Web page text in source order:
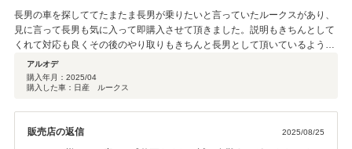
長男の車を探しててたまたま長男が乗りたいと言っていたルークスがあり、
見に言って長男も気に入って即購入させて頂きました。説明もきちんとして
くれて対応も良くその後のやり取りもきちんと長男として頂いているようで
良かったです。納車が楽しみです。
アルオデ
購入年月： 2025/04
購入した車：日産 ルークス
販売店の返信 2025/08/25